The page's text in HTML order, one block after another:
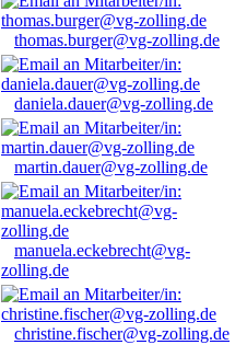
thomas.burger@vg-zolling.de
daniela.dauer@vg-zolling.de
martin.dauer@vg-zolling.de
manuela.eckebrecht@vg-
zolling.de
christine.fischer@vg-zolling.de